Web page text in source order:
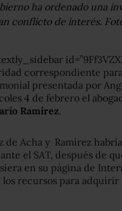
ha ordenado una
conflicto de interés.
correspondiente
presentada por
4 de febrero el
Ramírez.
de Acha y Ramírez
ante el SAT, después de
en su página de
recursos para adquirir